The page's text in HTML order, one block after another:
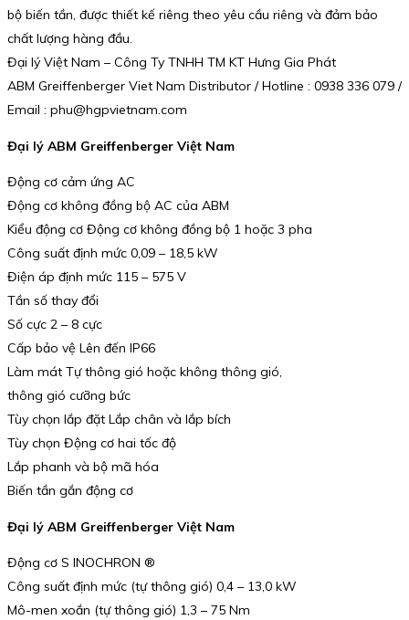
bộ biến tần, được thiết kế riêng theo yêu cầu riêng và đảm bảo
chất lượng hàng đầu.
Đại lý Việt Nam – Công Ty TNHH TM KT Hưng Gia Phát
ABM Greiffenberger Viet Nam Distributor / Hotline : 0938 336 079 /
Email : phu@hgpvietnam.com
Đại lý ABM Greiffenberger Việt Nam
Động cơ cảm ứng AC
Động cơ không đồng bộ AC của ABM
Kiểu động cơ Động cơ không đồng bộ 1 hoặc 3 pha
Công suất định mức 0,09 – 18,5 kW
Điện áp định mức 115 – 575 V
Tần số thay đổi
Số cực 2 – 8 cực
Cấp bảo vệ Lên đến IP66
Làm mát Tự thông gió hoặc không thông gió,
thông gió cưỡng bức
Tùy chọn lắp đặt Lắp chân và lắp bích
Tùy chọn Động cơ hai tốc độ
Lắp phanh và bộ mã hóa
Biến tần gắn động cơ
Đại lý ABM Greiffenberger Việt Nam
Động cơ S INOCHRON ®
Công suất định mức (tự thông gió) 0,4 – 13,0 kW
Mô-men xoắn (tự thông gió) 1,3 – 75 Nm